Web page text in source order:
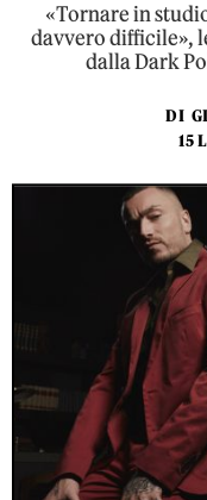
«Tornare in
davvero difficile»,
dalla Dark
DI
15